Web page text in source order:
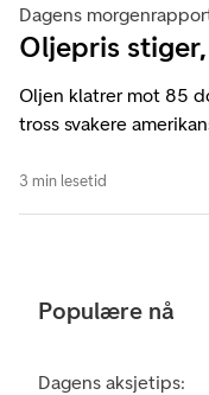
Dagens
Oljepris
Oljen klatrer mot 85
tross svakere
3 min lesetid
Populære nå
Dagens aksjetips: